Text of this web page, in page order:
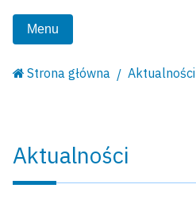
Menu
Strona główna Aktualności
Aktualności